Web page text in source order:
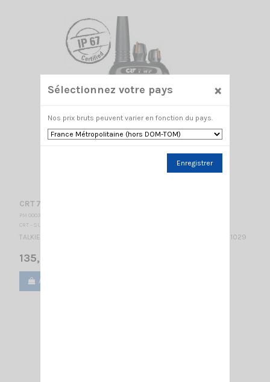
CRT 7WP PMR446
PM 000380
CRT - SUPERSTAR
TALKIE WALKIE PMR 446 IP67 Certification Rapport IP67 n° TW 1101029
135,00 €
Ajouter au panier
Sélectionnez votre pays ×
Nos prix bruts peuvent varier en fonction du pays.
Enregistrer